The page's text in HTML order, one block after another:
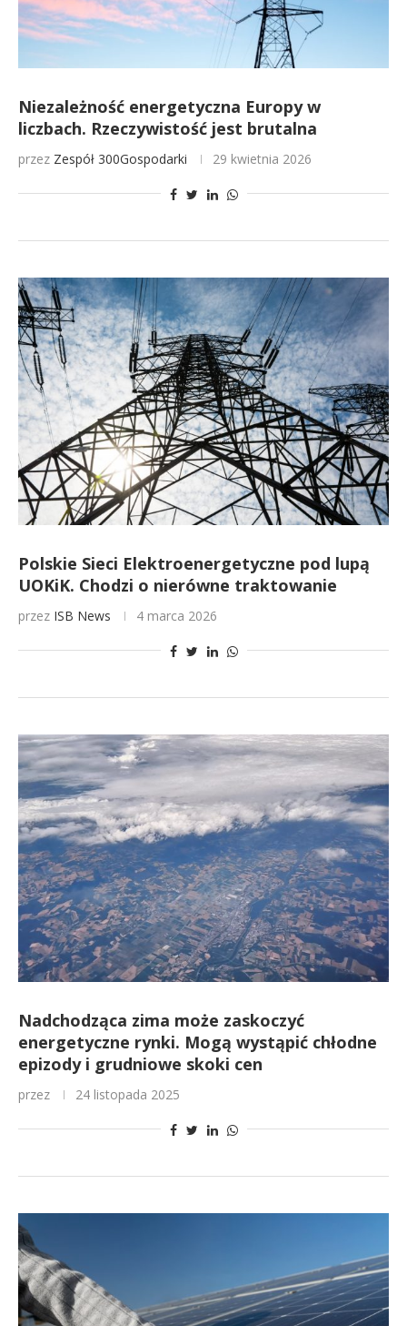
Niezależność energetyczna Europy w
liczbach. Rzeczywistość jest brutalna
przez Zespół 300Gospodarki 29 kwietnia 2026
Polskie Sieci Elektroenergetyczne pod lupą
UOKiK. Chodzi o nierówne traktowanie
przez ISB News 4 marca 2026
Nadchodząca zima może zaskoczyć
energetyczne rynki. Mogą wystąpić chłodne
epizody i grudniowe skoki cen
przez 24 listopada 2025